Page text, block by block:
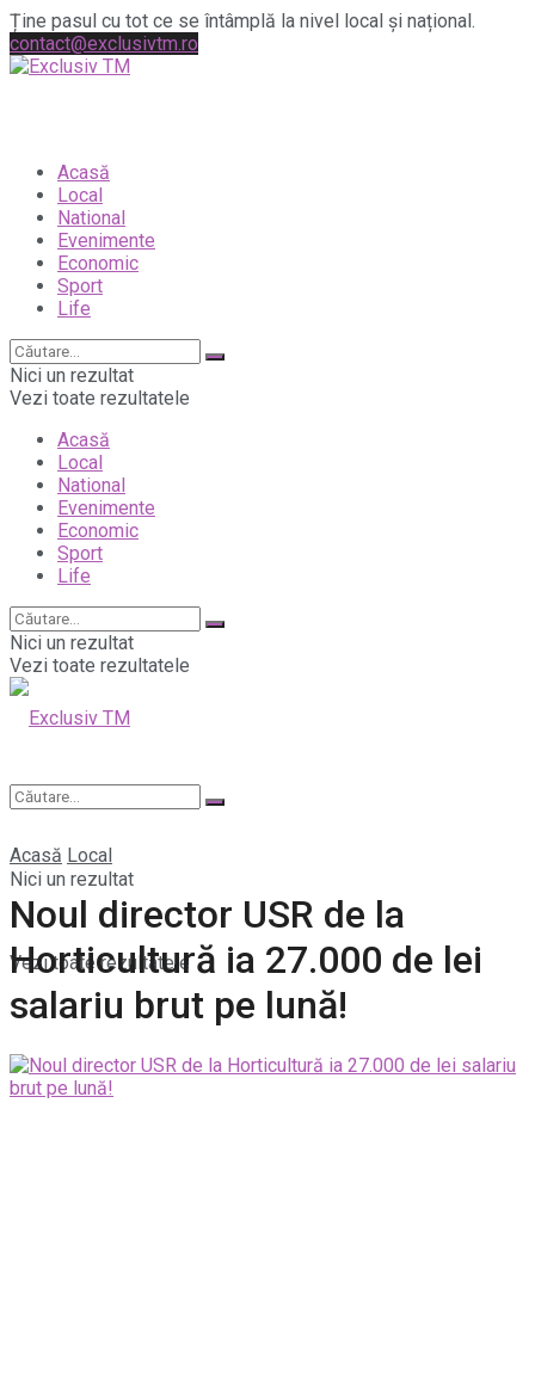
Ține pasul cu tot ce se întâmplă la nivel local și național.
contact@exclusivtm.ro
Acasă
Local
National
Evenimente
Economic
Sport
Life
Nici un rezultat
Vezi toate rezultatele
Acasă
Local
National
Evenimente
Economic
Sport
Life
Nici un rezultat
Vezi toate rezultatele
Nici un rezultat
Vezi toate rezultatele
Acasă Local
Noul director USR de la
Horticultură ia 27.000 de lei
salariu brut pe lună!